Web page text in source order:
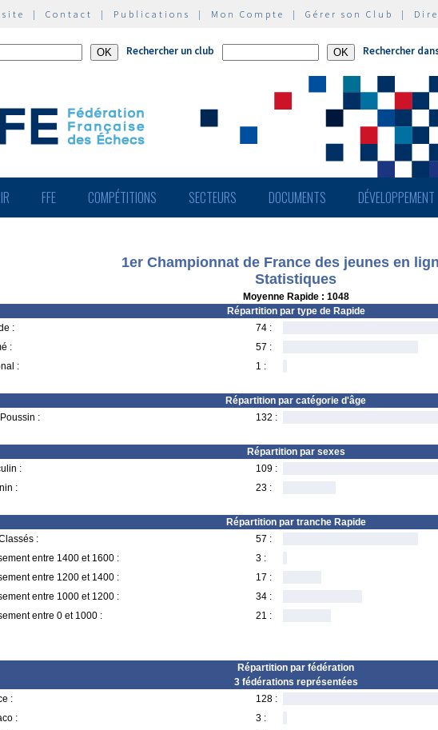
| Contact | Publications | Mon Compte | Gérer son Club |
Rechercher un club Rechercher
FFE COMPÉTITIONS SECTEURS DOCUMENTS DÉVELOPPEMENT
1er Championnat de France des jeunes en
Statistiques
Moyenne Rapide : 1048
Répartition par type de Rapide
:
74 :
:
57 :
:
1 :
Répartition par catégorie d'âge
:
132 :
Répartition par sexes
:
109 :
:
23 :
Répartition par tranche Rapide
:
57 :
entre 1400 et 1600 :
3 :
entre 1200 et 1400 :
17 :
entre 1000 et 1200 :
34 :
entre 0 et 1000 :
21 :
Répartition par fédération
3 fédérations représentées
:
128 :
:
3 :